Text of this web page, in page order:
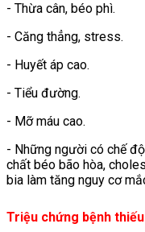
- Thừa cân, béo phì.
- Căng thẳng, stress.
- Huyết áp cao.
- Tiểu đường.
- Mỡ máu cao.
- Những người có chế
chất béo bão hòa,
bia làm tăng nguy cơ
Triệu chứng bệnh